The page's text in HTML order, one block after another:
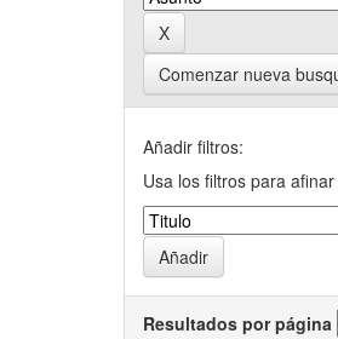
Comenzar nueva
Añadir filtros:
Usa los filtros para
Resultados por página